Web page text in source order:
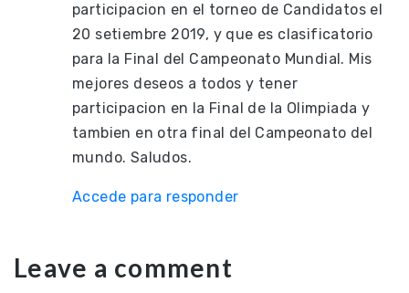
participacion en el torneo de Candidatos el
20 setiembre 2019, y que es clasificatorio
para la Final del Campeonato Mundial. Mis
mejores deseos a todos y tener
participacion en la Final de la Olimpiada y
tambien en otra final del Campeonato del
mundo. Saludos.
Accede para responder
Leave a comment